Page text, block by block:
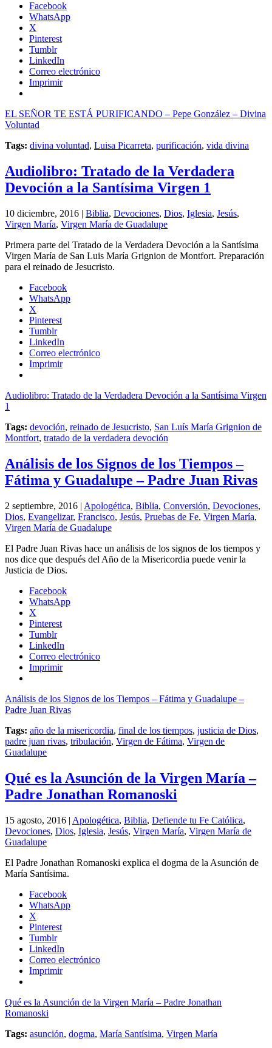
Facebook
WhatsApp
X
Pinterest
Tumblr
LinkedIn
Correo electrónico
Imprimir
EL SEÑOR TE ESTÁ PURIFICANDO – Pepe González – Divina
Voluntad
Tags: divina voluntad, Luisa Picarreta, purificación, vida divina
Audiolibro: Tratado de la Verdadera
Devoción a la Santísima Virgen 1
10 diciembre, 2016 | Biblia, Devociones, Dios, Iglesia, Jesús,
Virgen María, Virgen María de Guadalupe
Primera parte del Tratado de la Verdadera Devoción a la Santísima
Virgen María de San Luis María Grignion de Montfort. Preparación
para el reinado de Jesucristo.
Facebook
WhatsApp
X
Pinterest
Tumblr
LinkedIn
Correo electrónico
Imprimir
Audiolibro: Tratado de la Verdadera Devoción a la Santísima Virgen
1
Tags: devoción, reinado de Jesucristo, San Luís María Grignion de
Montfort, tratado de la verdadera devoción
Análisis de los Signos de los Tiempos –
Fátima y Guadalupe – Padre Juan Rivas
2 septiembre, 2016 | Apologética, Biblia, Conversión, Devociones,
Dios, Evangelizar, Francisco, Jesús, Pruebas de Fe, Virgen María,
Virgen María de Guadalupe
El Padre Juan Rivas hace un análisis de los signos de los tiempos y
nos dice que después del Año de la Misericordia puede venir la
Justicia de Dios.
Facebook
WhatsApp
X
Pinterest
Tumblr
LinkedIn
Correo electrónico
Imprimir
Análisis de los Signos de los Tiempos – Fátima y Guadalupe –
Padre Juan Rivas
Tags: año de la misericordia, final de los tiempos, justicia de Dios,
padre juan rivas, tribulación, Virgen de Fátima, Virgen de
Guadalupe
Qué es la Asunción de la Virgen María –
Padre Jonathan Romanoski
15 agosto, 2016 | Apologética, Biblia, Defiende tu Fe Católica,
Devociones, Dios, Iglesia, Jesús, Virgen María, Virgen María de
Guadalupe
El Padre Jonathan Romanoski explica el dogma de la Asunción de
María Santísima.
Facebook
WhatsApp
X
Pinterest
Tumblr
LinkedIn
Correo electrónico
Imprimir
Qué es la Asunción de la Virgen María – Padre Jonathan
Romanoski
Tags: asunción, dogma, María Santísima, Virgen María